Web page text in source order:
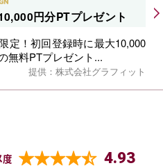
円分PTプレゼント
定！初回登録時に最大10,000
無料PTプレゼント...
提供：株式会社グラフィット
度 4.93